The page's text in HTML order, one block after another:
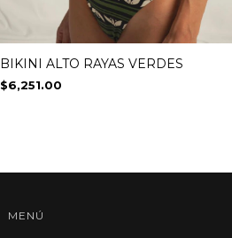
BIKINI ALTO RAYAS VERDES
$6,251.00
MENÚ